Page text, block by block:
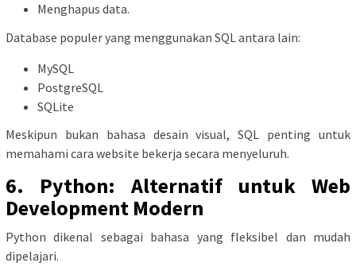
Menghapus data.
Database populer yang menggunakan SQL antara lain:
MySQL
PostgreSQL
SQLite
Meskipun bukan bahasa desain visual, SQL penting untuk
memahami cara website bekerja secara menyeluruh.
6. Python: Alternatif untuk Web
Development Modern
Python dikenal sebagai bahasa yang fleksibel dan mudah
dipelajari.